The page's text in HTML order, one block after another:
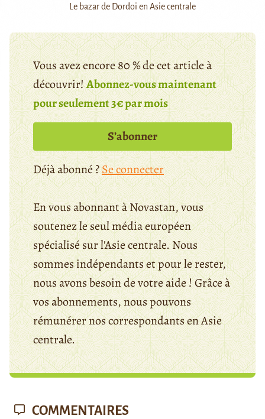
Le bazar de Dordoi en Asie centrale
Vous avez encore 80 % de cet article à
découvrir!Abonnez-vous maintenant
pour seulement 3€ par mois
S’abonner
Déjà abonné ?Se connecter
En vous abonnant à Novastan, vous
soutenez le seul média européen
spécialisé sur l'Asie centrale. Nous
sommes indépendants et pour le rester,
nous avons besoin de votre aide ! Grâce à
vos abonnements, nous pouvons
rémunérer nos correspondants en Asie
centrale.
COMMENTAIRES